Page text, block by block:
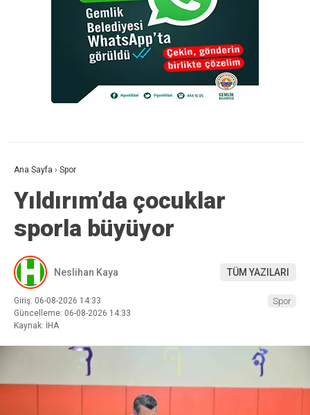
Ana Sayfa › Spor
Yıldırım’da çocuklar
sporla büyüyor
Neslihan Kaya TÜM YAZILARI
Giriş: 06-08-2026 14:33
Güncelleme: 06-08-2026 14:33
Kaynak: İHA
Spor